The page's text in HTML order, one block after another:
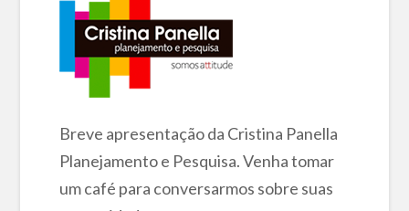
Breve apresentação da Cristina Panella
Planejamento e Pesquisa. Venha tomar
um café para conversarmos sobre suas